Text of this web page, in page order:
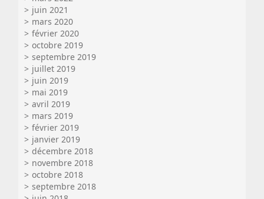
juin 2021
mars 2020
février 2020
octobre 2019
septembre 2019
juillet 2019
juin 2019
mai 2019
avril 2019
mars 2019
février 2019
janvier 2019
décembre 2018
novembre 2018
octobre 2018
septembre 2018